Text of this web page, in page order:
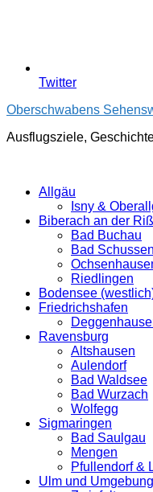
Twitter
Oberschwabens
Ausflugsziele,
Allgäu
Isny &
Biberach an der Riß
Bad Buchau
Bad
Riedlingen
Bodensee
Friedrichshafen
Ravensburg
Altshausen
Aulendorf
Bad Waldsee
Bad Wurzach
Wolfegg
Sigmaringen
Bad Saulgau
Mengen
Pfullendorf &
Ulm und Umgebung